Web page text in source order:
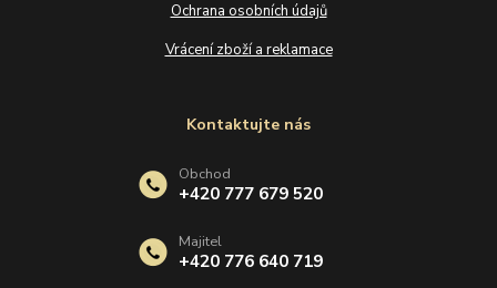
Ochrana osobních údajů
Vrácení zboží a reklamace
Kontaktujte nás
Obchod
+420 777 679 520
Majitel
+420 776 640 719